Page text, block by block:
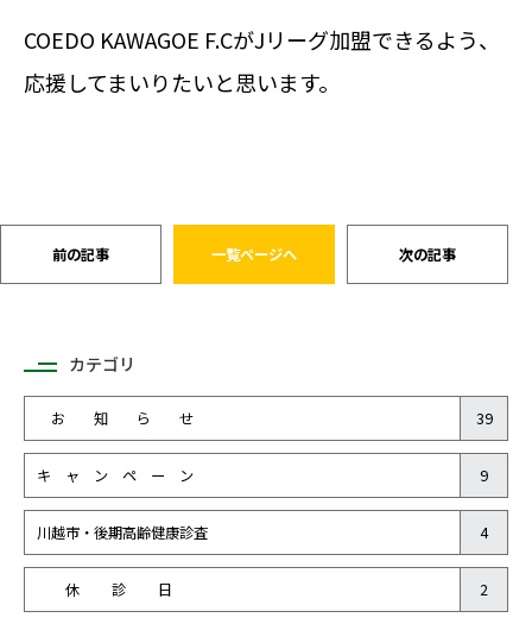
COEDO KAWAGOE F.CがJリーグ加盟できるよう、
応援してまいりたいと思います。
前の記事 一覧ページへ 次の記事
カテゴリ
お 知 ら せ 39
キ ャ ン ペ ー ン 9
川越市・後期高齢健康診査 4
休 診 日 2